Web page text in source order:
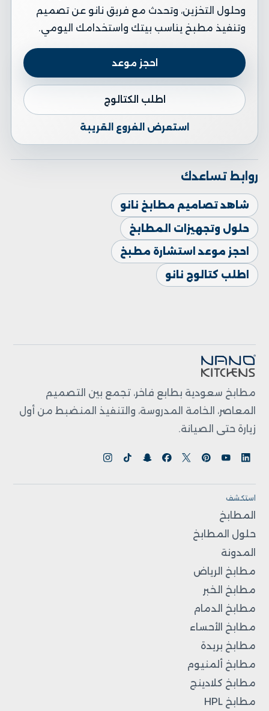
وحلول التخزين، وتحدث مع فريق نانو عن تصميم
وتنفيذ مطبخ يناسب بيتك واستخدامك اليومي.
احجز موعد
اطلب الكتالوج
استعرض الفروع القريبة
روابط تساعدك
شاهد تصاميم مطابخ نانو
حلول وتجهيزات المطابخ
احجز موعد استشارة مطبخ
اطلب كتالوج نانو
مطابخ سعودية بطابع فاخر، تجمع بين التصميم
المعاصر، الخامة المدروسة، والتنفيذ المنضبط من أول
زيارة حتى الصيانة.
استكشف
المطابخ
حلول المطابخ
المدونة
مطابخ الرياض
مطابخ الخبر
مطابخ الدمام
مطابخ الأحساء
مطابخ بريدة
مطابخ ألمنيوم
مطابخ كلادينج
مطابخ HPL